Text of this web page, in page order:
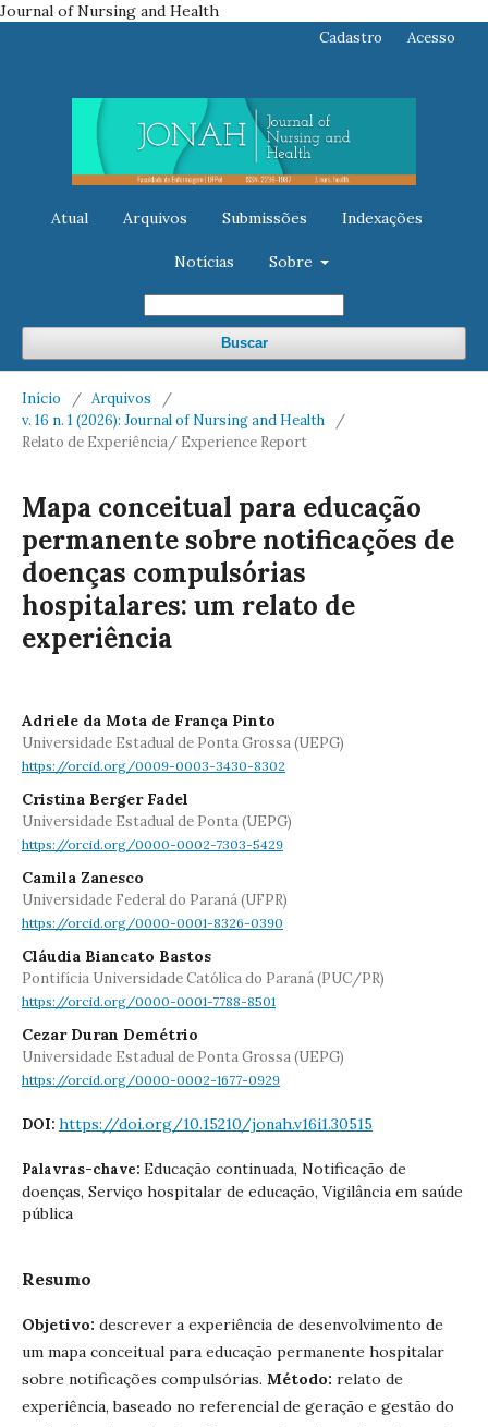
Journal of Nursing and Health
Atual Arquivos Submissões Indexações
Notícias Sobre
Buscar
Cadastro Acesso
Início / Arquivos
/
v. 16 n. 1 (2026): Journal of Nursing and Health
/
Relato de Experiência/ Experience Report
Mapa conceitual para educação
permanente sobre notificações de
doenças compulsórias
hospitalares: um relato de
experiência
Adriele da Mota de França Pinto
Universidade Estadual de Ponta Grossa (UEPG)
https://orcid.org/0009-0003-3430-8302
Cristina Berger Fadel
Universidade Estadual de Ponta (UEPG)
https://orcid.org/0000-0002-7303-5429
Camila Zanesco
Universidade Federal do Paraná (UFPR)
https://orcid.org/0000-0001-8326-0390
Cláudia Biancato Bastos
Pontifícia Universidade Católica do Paraná (PUC/PR)
https://orcid.org/0000-0001-7788-8501
Cezar Duran Demétrio
Universidade Estadual de Ponta Grossa (UEPG)
https://orcid.org/0000-0002-1677-0929
DOI: https://doi.org/10.15210/jonah.v16i1.30515
Palavras-chave: Educação continuada, Notificação de
doenças, Serviço hospitalar de educação, Vigilância em saúde
pública
Resumo
Objetivo: descrever a experiência de desenvolvimento de
um mapa conceitual para educação permanente hospitalar
sobre notificações compulsórias. Método: relato de
experiência, baseado no referencial de geração e gestão do